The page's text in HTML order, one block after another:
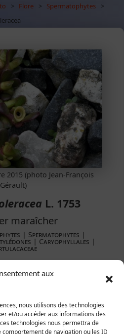
aux
nous utilisons des technologies
et/ou accéder aux informations des
technologies nous permettra de
de navigation ou les ID
> Flore > Spermatophytes
>
2015 (photo Jean-François
Gérault)
L. 1753
maraîcher
| Spermatophytes |
| Caryophyllales |
et chaudes de tout le
France.
dans le département.